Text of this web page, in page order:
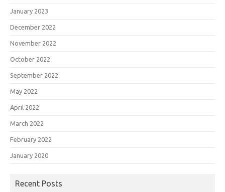
January 2023
December 2022
November 2022
October 2022
September 2022
May 2022
April 2022
March 2022
February 2022
January 2020
Recent Posts